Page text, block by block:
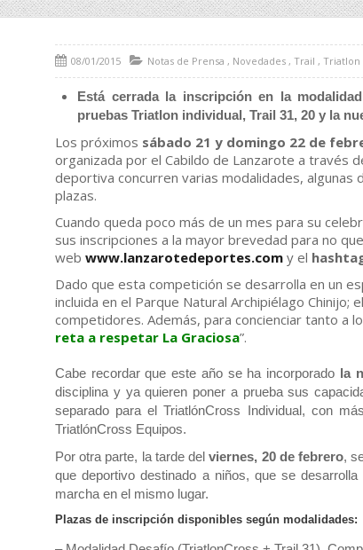
08/01/2015 Notas de Prensa , Novedades , Trail , Triatlon
Está cerrada la inscripción en la
pruebas Triatlon individual, Trail 31, 20 y la
Los próximos sábado 21 y domingo 22 de
organizada por el Cabildo de Lanzarote a través
deportiva concurren varias modalidades, algunas
plazas.
Cuando queda poco más de un mes para su
sus inscripciones a la mayor brevedad para no
web www.lanzarotedeportes.com y el
Dado que esta competición se desarrolla en un
incluida en el Parque Natural Archipiélago
competidores. Además, para concienciar tanto a
reta a respetar La Graciosa”.
Cabe recordar que este año se ha incorporado la
disciplina y ya quieren poner a prueba sus
separado para el TriatlónCross Individual, con
TriatlónCross Equipos.
Por otra parte, la tarde del viernes, 20 de febrero,
que deportivo destinado a niños, que se
marcha en el mismo lugar.
Plazas de inscripción disponibles según modalidades: